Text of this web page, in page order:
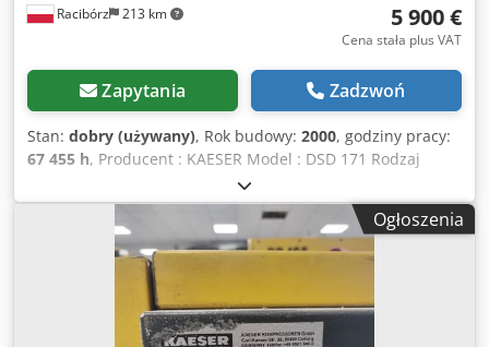
Racibórz 213 km 5 900 €
Cena stała plus VAT
Zapytania Zadzwoń
Stan: dobry (używany), Rok budowy: 2000, godziny pracy:
67 455 h, Producent : KAESER Model : DSD 171 Rodzaj
maszyny : KOMPRESOR Rok produkcji : 2000 Wydajność w
m³ / min : 16,4 Ciśnienie robocze w bar : 8,5 Silnik w kW :
90 Dedpfx Agjul U T To Djkr Zapotrzebowanie w kW / m³ :
5,5 Stan licznika : 67455 h
Ogłoszenia